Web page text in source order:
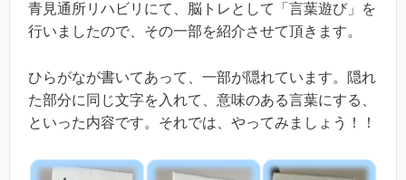
青見通所リハビリにて、脳トレとして「言葉遊び」を
行いましたので、その一部を紹介させて頂きます。
ひらがなが書いてあって、一部が隠れています。隠れ
た部分に同じ文字を入れて、意味のある言葉にする、
といった内容です。それでは、やってみましょう！！